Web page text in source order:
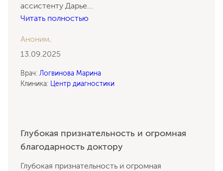
ассистенту Дарье...
Читать полностью
Аноним,
13.09.2025
Врач: Логвинова Марина
Клиника: Центр диагностики
Глубокая признательность и огромная
благодарность доктору
Глубокая признательность и огромная